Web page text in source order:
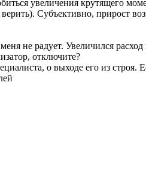
увеличения крутящего
верить). Субъективно, прирост
не радует. Увеличился
отключите?
о выходе его из строя.